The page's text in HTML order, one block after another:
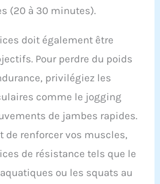
(20 à 30 minutes).
doit également être
Pour perdre du poids
privilégiez les
comme le jogging
de jambes rapides.
de renforcer vos muscles,
de résistance tels que le
ou les squats au